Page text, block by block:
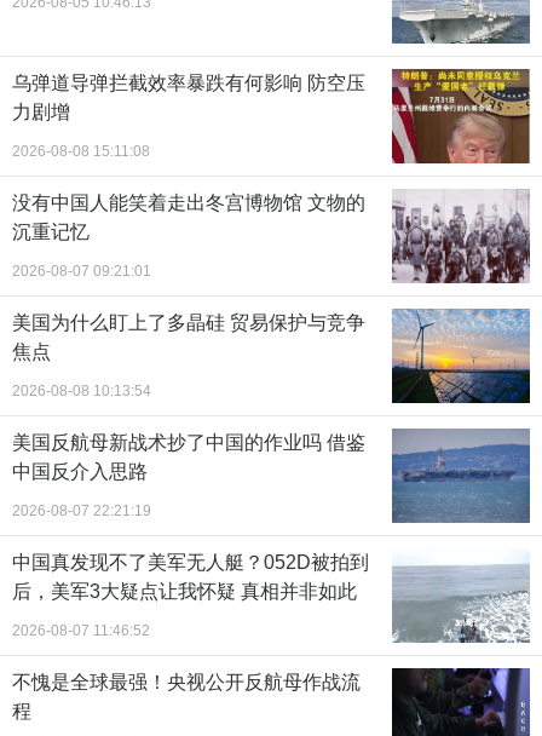
乌弹道导弹拦截效率暴跌有何影响 防空压
力剧增
2026-08-08 15:11:08
没有中国人能笑着走出冬宫博物馆 文物的
沉重记忆
2026-08-07 09:21:01
美国为什么盯上了多晶硅 贸易保护与竞争
焦点
2026-08-08 10:13:54
美国反航母新战术抄了中国的作业吗 借鉴
中国反介入思路
2026-08-07 22:21:19
中国真发现不了美军无人艇？052D被拍到
后，美军3大疑点让我怀疑 真相并非如此
2026-08-07 11:46:52
不愧是全球最强！央视公开反航母作战流
程